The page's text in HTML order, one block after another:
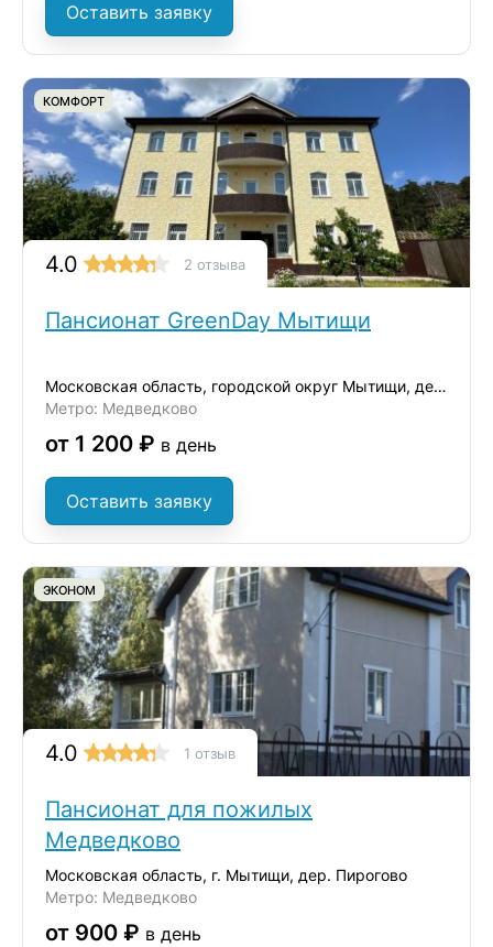
Оставить заявку
КОМФОРТ
4.0 2 отзыва
Пансионат GreenDay Мытищи
Московская область, городской округ Мытищи, деревня Ульянково, ул. Окольная
Метро: Медведково
от 1 200 ₽ в день
Оставить заявку
ЭКОНОМ
4.0 1 отзыв
Пансионат для пожилых
Медведково
Московская область, г. Мытищи, дер. Пирогово
Метро: Медведково
от 900 ₽ в день